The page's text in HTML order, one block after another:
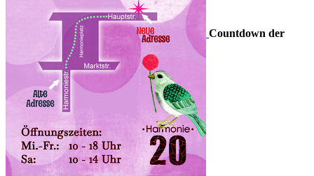
Countdown der